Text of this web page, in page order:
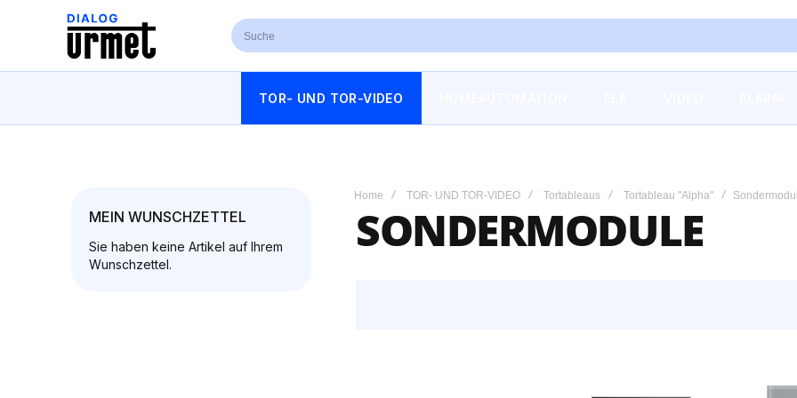
TOR- UND TOR-VIDEO
Home TOR- UND TOR-VIDEO Tortableaus Tortableau "Alpha"
SONDERMODULE
MEIN WUNSCHZETTEL
Sie haben keine Artikel auf Ihrem
Wunschzettel.